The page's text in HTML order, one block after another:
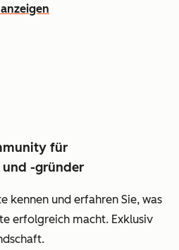
für
-gründer
kennen und erfahren Sie, was
erfolgreich macht. Exklusiv